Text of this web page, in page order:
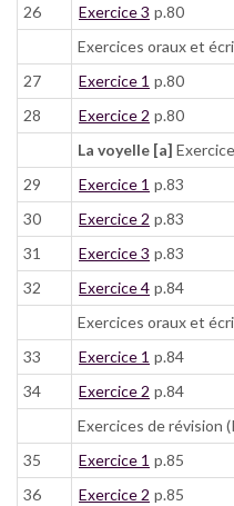
26
Exercice 3 p.80
Exercices oraux et
27
Exercice 1 p.80
28
Exercice 2 p.80
La voyelle [a]
29
Exercice 1 p.83
30
Exercice 2 p.83
31
Exercice 3 p.83
32
Exercice 4 p.84
Exercices oraux et
33
Exercice 1 p.84
34
Exercice 2 p.84
Exercices de révision
35
Exercice 1 p.85
36
Exercice 2 p.85